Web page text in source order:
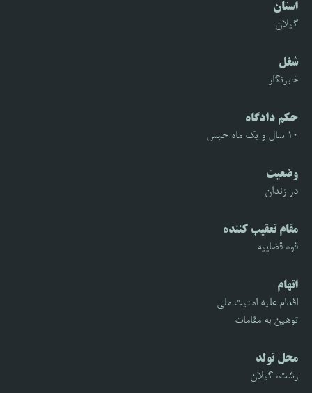
استان
گیلان
شغل
خبرنگار
حکم دادگاه
10 سال و یک ماه حبس
وضعیت
در زندان
مقام تعقیب کننده
قوه قضاییه
اتهام
اقدام علیه امنیت ملی
توهین به مقامات
محل تولد
رشت، گیلان